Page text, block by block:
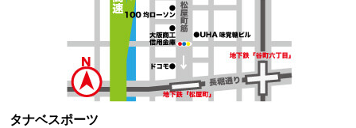
タナベスポーツ